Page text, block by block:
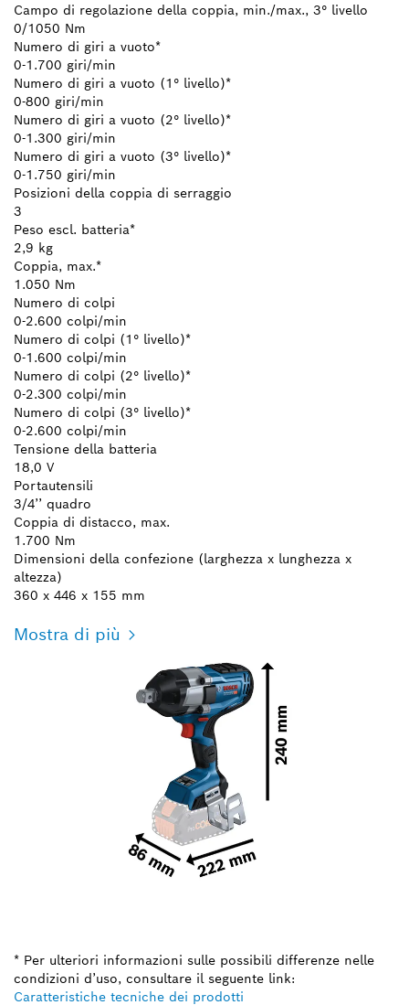
Campo di regolazione della coppia, min./max., 3° livello
0/1050 Nm
Numero di giri a vuoto*
0-1.700 giri/min
Numero di giri a vuoto (1° livello)*
0-800 giri/min
Numero di giri a vuoto (2° livello)*
0-1.300 giri/min
Numero di giri a vuoto (3° livello)*
0-1.750 giri/min
Posizioni della coppia di serraggio
3
Peso escl. batteria*
2,9 kg
Coppia, max.*
1.050 Nm
Numero di colpi
0-2.600 colpi/min
Numero di colpi (1° livello)*
0-1.600 colpi/min
Numero di colpi (2° livello)*
0-2.300 colpi/min
Numero di colpi (3° livello)*
0-2.600 colpi/min
Tensione della batteria
18,0 V
Portautensili
3/4’’ quadro
Coppia di distacco, max.
1.700 Nm
Dimensioni della confezione (larghezza x lunghezza x
altezza)
360 x 446 x 155 mm
Mostra di più
* Per ulteriori informazioni sulle possibili differenze nelle
condizioni d’uso, consultare il seguente link:
Caratteristiche tecniche dei prodotti